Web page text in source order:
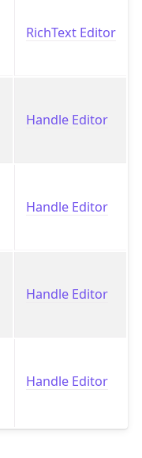
RichText Editor
Handle Editor
Handle Editor
Handle Editor
Handle Editor